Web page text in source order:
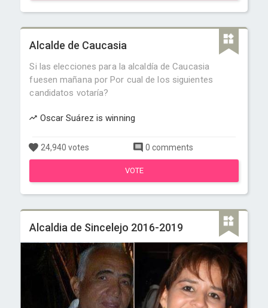
Alcalde de Caucasia
Si las elecciones para la alcaldía de Caucasia
fuesen mañana por Por cual de los siguientes
candidatos votaría?
Oscar Suárez is winning
24,940 votes 0 comments
VOTE
Alcaldia de Sincelejo 2016-2019